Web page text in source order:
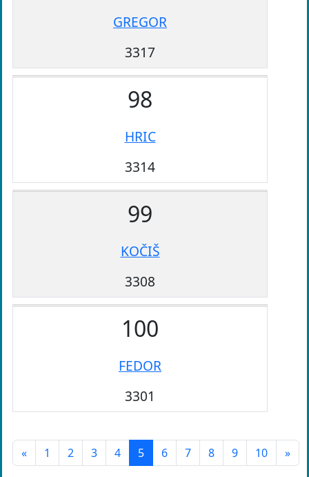
GREGOR
3317
98
HRIC
3314
99
KOČIŠ
3308
100
FEDOR
3301
« 1 2 3 4 5 6 7 8 9 10 »